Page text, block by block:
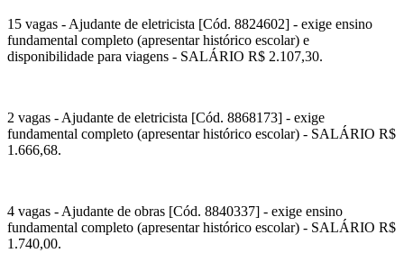
15 vagas - Ajudante de eletricista [Cód. 8824602] - exige ensino
fundamental completo (apresentar histórico escolar) e
disponibilidade para viagens - SALÁRIO R$ 2.107,30.
2 vagas - Ajudante de eletricista [Cód. 8868173] - exige
fundamental completo (apresentar histórico escolar) - SALÁRIO R$
1.666,68.
4 vagas - Ajudante de obras [Cód. 8840337] - exige ensino
fundamental completo (apresentar histórico escolar) - SALÁRIO R$
1.740,00.